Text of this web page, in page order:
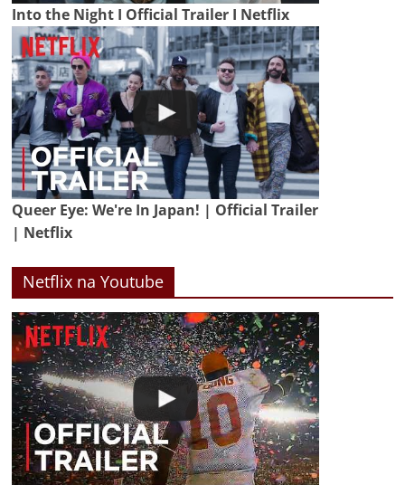
Into the Night I Official Trailer I Netflix
Queer Eye: We're In Japan! | Official Trailer
| Netflix
Netflix na Youtube